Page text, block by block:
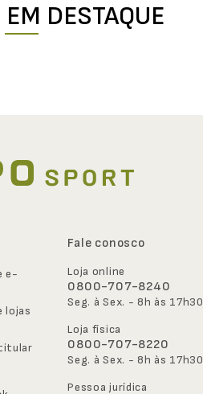
DESTAQUE
e-
lojas
Fale conosco
Loja online
0800-707-8240
Seg. à Sex. - 8h às 17h30
Loja física
0800-707-8220
Seg. à Sex. - 8h às 17h30
Pessoa jurídica